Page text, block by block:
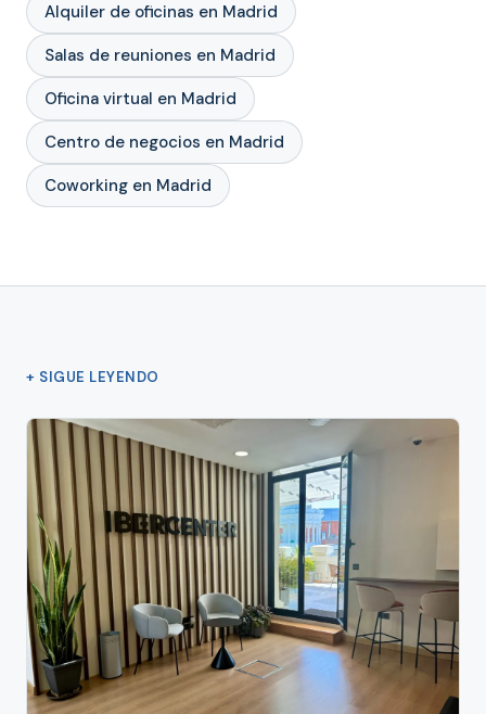
Alquiler de oficinas en Madrid
Salas de reuniones en Madrid
Oficina virtual en Madrid
Centro de negocios en Madrid
Coworking en Madrid
+ SIGUE LEYENDO